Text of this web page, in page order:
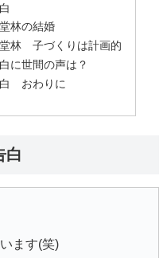
林の結婚
林 子づくりは計画的
に世間の声は？
おわりに
白
ます(笑)